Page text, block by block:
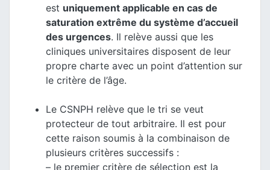
est uniquement applicable en cas de
saturation extrême du système d’accueil
des urgences. Il relève aussi que les
cliniques universitaires disposent de leur
propre charte avec un point d’attention sur
le critère de l’âge.
Le CSNPH relève que le tri se veut
protecteur de tout arbitraire. Il est pour
cette raison soumis à la combinaison de
plusieurs critères successifs :
– le premier critère de sélection est la